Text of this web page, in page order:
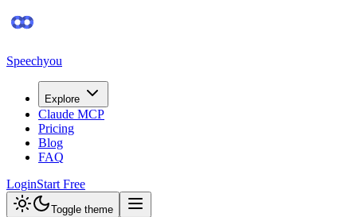
Speechyou
Explore
Claude MCP
Pricing
Blog
FAQ
LoginStart Free
Toggle theme